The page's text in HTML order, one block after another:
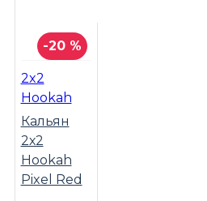
-20 %
2x2
Hookah
Кальян
2х2
Hookah
Pixel Red